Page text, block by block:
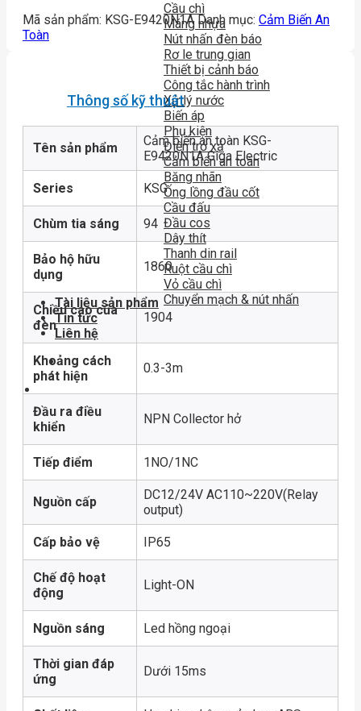
Cầu chì
Máng nhựa
Nút nhấn đèn báo
Rơ le trung gian
Thiết bị cảnh báo
Công tắc hành trình
Xử lý nước
Biến áp
Phụ kiện
Điện trở xả
Cảm biến an toàn
Băng nhãn
Ống lồng đầu cốt
Cầu đấu
Đầu cos
Dây thít
Thanh din rail
Ruột cầu chì
Vỏ cầu chì
Chuyển mạch & nút nhấn
Tài liệu sản phẩm
Tin tức
Liên hệ
Mã sản phẩm: KSG-E9420N1A Danh mục: Cảm Biến An
Toàn
Thông số kỹ thuật
Tên sản phẩm
Cảm biến an toàn KSG-
E9420N1A Giga Electric
Series KSG
Chùm tia sáng 94
Bảo hộ hữu
dụng
1860
Chiều cao của
đèn
1904
Khoảng cách
phát hiện
0.3-3m
Đầu ra điều
khiển
NPN Collector hở
Tiếp điểm 1NO/1NC
Nguồn cấp
DC12/24V AC110~220V(Relay
output)
Cấp bảo vệ IP65
Chế độ hoạt
động
Light-ON
Nguồn sáng Led hồng ngoại
Thời gian đáp
ứng
Dưới 15ms